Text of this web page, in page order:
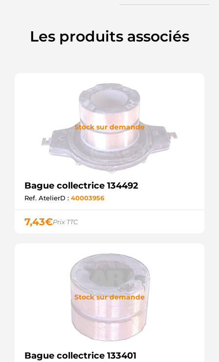
Les produits associés
Stock sur demande
Bague collectrice 134492
Ref. AtelierD : 40003956
7,43€Prix TTC
Stock sur demande
Bague collectrice 133401